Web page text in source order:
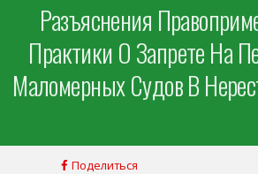
Разъяснения
Практики О Запрете На
Маломерных Судов В
Поделиться